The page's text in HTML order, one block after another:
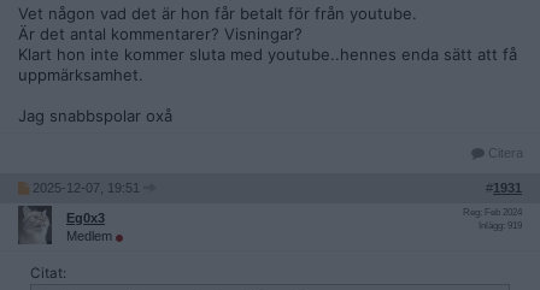
Vet någon vad det är hon får betalt för från youtube.
Är det antal kommentarer? Visningar?
Klart hon inte kommer sluta med youtube..hennes enda sätt att få
uppmärksamhet.
Jag snabbspolar oxå
Citera
2025-12-07, 19:51 #1931
Eg0x3
Medlem
Reg: Feb 2024
Inlägg: 919
Citat: